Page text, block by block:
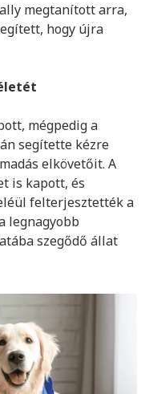
megtanított arra,
hogy újra
mégpedig a
segítette kézre
elkövetőit. A
is kapott, és
felterjesztették a
legnagyobb
szegődő állat